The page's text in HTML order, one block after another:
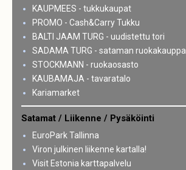
KAUPMEES - tukkukaupat
PROMO - Cash&Carry Tukku
BALTI JAAM TURG - uudistettu tori
SADAMA TURG - sataman ruokakauppa
STOCKMANN - ruokaosasto
KAUBAMAJA - tavaratalo
Kariamarket
Satamat / Liikenne / Pysäköinti
EuroPark Tallinna
Viron julkinen liikenne kartalla!
Visit Estonia karttapalvelu